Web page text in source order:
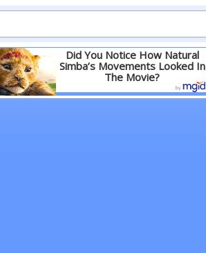
Did You Notice How Natural
Simba’s Movements Looked In
The Movie?
Детальніше